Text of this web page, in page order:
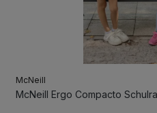
McNeill
McNeill Ergo Compacto